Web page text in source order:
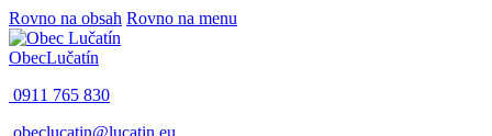
Rovno na obsah Rovno na menu
ObecLučatín
0911 765 830
obeclucatin@lucatin.eu